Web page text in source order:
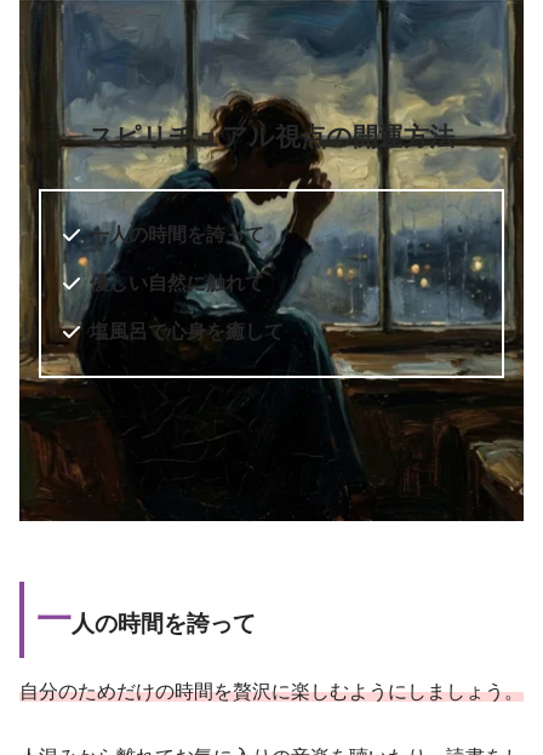
スピリチュアル視点の開運方法
一人の時間を誇って
優しい自然に触れて
塩風呂で心身を癒して
一人の時間を誇って
自分のためだけの時間を贅沢に楽しむようにしましょう。